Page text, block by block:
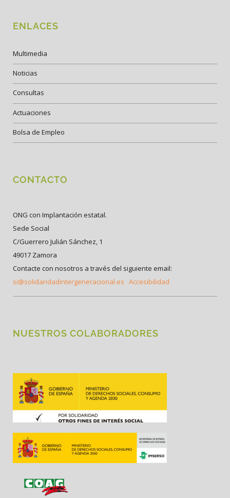
ENLACES
Multimedia
Noticias
Consultas
Actuaciones
Bolsa de Empleo
CONTACTO
ONG con Implantación estatal.
Sede Social
C/Guerrero Julián Sánchez, 1
49017 Zamora
Contacte con nosotros a través del siguiente email:
si@solidaridadintergeneracional.es Accesibilidad
NUESTROS COLABORADORES